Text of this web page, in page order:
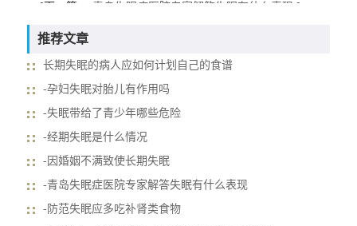
[下一篇：
-青岛失眠症医院专家解答失眠有什么表现 ]
推荐文章
长期失眠的病人应如何计划自己的食谱
-孕妇失眠对胎儿有作用吗
-失眠带给了青少年哪些危险
-经期失眠是什么情况
-因婚姻不满致使长期失眠
-青岛失眠症医院专家解答失眠有什么表现
-防范失眠应多吃补肾类食物